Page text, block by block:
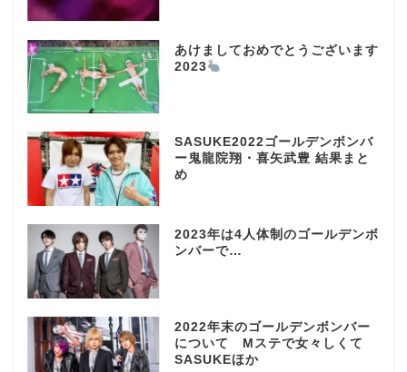
あけましておめでとうございます
2023
SASUKE2022ゴールデンボンバ
ー鬼龍院翔・喜矢武豊 結果まと
め
2023年は4人体制のゴールデンボ
ンバーで…
2022年末のゴールデンボンバー
について Mステで女々しくて
SASUKEほか